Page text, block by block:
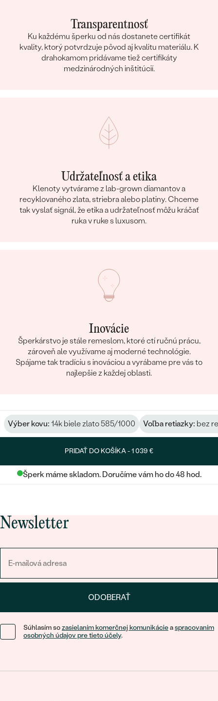
Transparentnosť
Ku každému šperku od nás dostanete certifikát
kvality, ktorý potvrdzuje pôvod aj kvalitu materiálu. K
drahokamom pridávame tiež certifikáty
medzinárodných inštitúcií.
Udržateľnosť a etika
Klenoty vytvárame z lab-grown diamantov a
recyklovaného zlata, striebra alebo platiny. Chceme
tak vyslať signál, že etika a udržateľnosť môžu kráčať
ruka v ruke s luxusom.
Inovácie
Šperkárstvo je stále remeslom, ktoré ctí ručnú prácu,
zároveň ale využívame aj moderné technológie.
Spájame tak tradíciu s inováciou a vyrábame pre vás to
najlepšie z každej oblasti.
Výber kovu: 14k biele zlato 585/1000 Voľba retiazky: bez
PRIDAŤ DO KOŠÍKA -1 039 €
Šperk máme skladom. Doručíme vám ho do 48 hod.
Newsletter
ODOBERAŤ
Súhlasím sozasielaním komerčnej komunikácieaspracovaním
osobných údajov pre tieto účely.